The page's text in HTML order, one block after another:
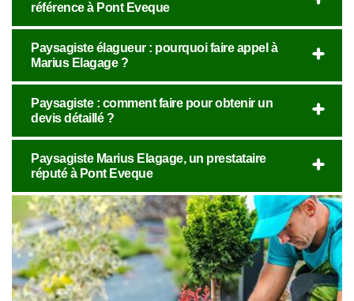
référence à Pont Eveque
Paysagiste élagueur : pourquoi faire appel à
Marius Elagage ?
Paysagiste : comment faire pour obtenir un
devis détaillé ?
Paysagiste Marius Elagage, un prestataire
réputé à Pont Eveque